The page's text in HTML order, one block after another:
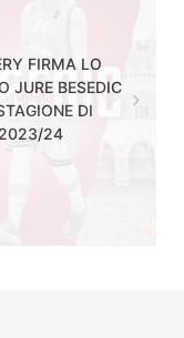
FIRMA LO
JURE BESEDIC
DI
2023/24